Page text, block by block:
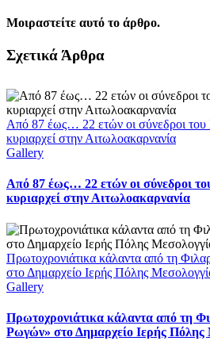
Μοιραστείτε αυτό το άρθρο.
Facebook
X
LinkedIn
WhatsApp
Email
Σχετικά Άρθρα
Από 87 έως… 22 ετών οι σύνεδροι
κυριαρχεί στην Αιτωλοακαρνανία
Gallery
Από 87 έως… 22 ετών οι σύνεδροι
κυριαρχεί στην Αιτωλοακαρνανία
Πρωτοχρονιάτικα κάλαντα από τη
στο Δημαρχείο Ιερής Πόλης
Gallery
Πρωτοχρονιάτικα κάλαντα από τη
Ρωγών» στο Δημαρχείο Ιερής Πόλης